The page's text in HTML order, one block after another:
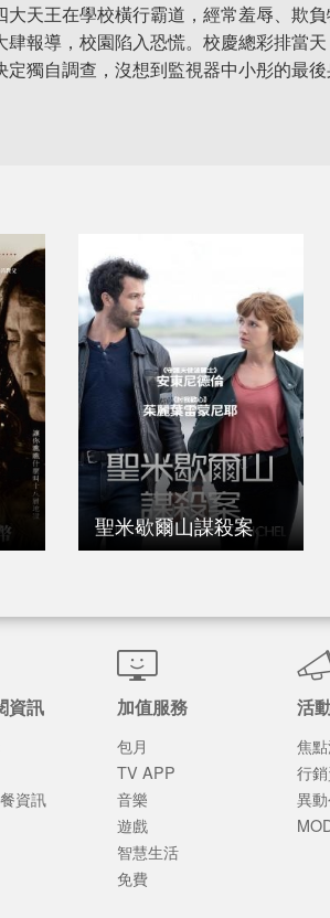
大天王在學校橫行霸道，經常羞辱、欺
肆報導，校園陷入恐慌。校慶總彩排當
定獨自調查，沒想到監視器中小彤的最
聖米歇爾山謀殺案
資訊
資訊
加值服務
包月
TV APP
音樂
遊戲
智慧生活
免費
活
焦
行
異